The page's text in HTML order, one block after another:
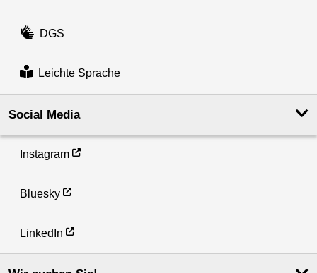
DGS
Leichte Sprache
Social Media
Instagram
Bluesky
LinkedIn